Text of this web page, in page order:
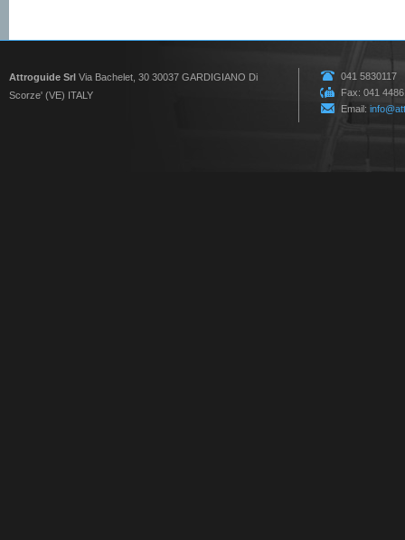
Attroguide Srl Via Bachelet, 30 30037 GARDIGIANO Di
Scorze' (VE) ITALY
041 5830117
Fax: 041
Email: